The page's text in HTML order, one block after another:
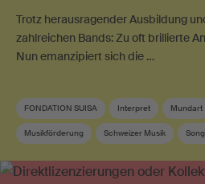
Trotz herausragender Ausbildung
zahlreichen Bands: Zu oft brillierte
Nun emanzipiert sich die …
FONDATION SUISA Interpret Mundart
Musikförderung Schweizer Musik